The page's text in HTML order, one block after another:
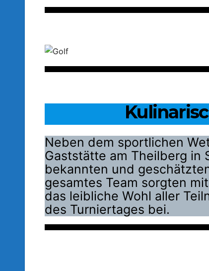
Neben dem sportlichen
Gaststätte am Theilberg in
bekannten und
gesamtes Team sorgten
das leibliche Wohl aller
des Turniertages bei.